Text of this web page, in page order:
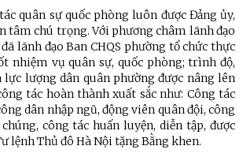
quân sự quốc phòng luôn được Đảng ủy,
tâm chú trọng. Với phương châm lãnh đạo
lãnh đạo Ban CHQS phường tổ chức thực
nhiệm vụ quân sự, quốc phòng; trình độ,
lực lượng dân quân phường được nâng lên
tác hoàn thành xuất sắc như: Công tác
dân nhập ngũ, động viên quân đội, công
công tác huấn luyện, diễn tập, được
lệnh Thủ đô Hà Nội tặng Bằng khen.